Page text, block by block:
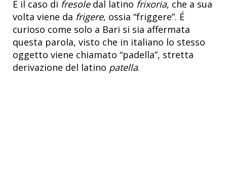
È il caso di fresoledal latino frixoria, che a sua
volta viene da frigere, ossia “friggere”. É
curioso come solo a Bari si sia affermata
questa parola, visto che in italiano lo stesso
oggetto viene chiamato “padella”, stretta
derivazione del latino patella.